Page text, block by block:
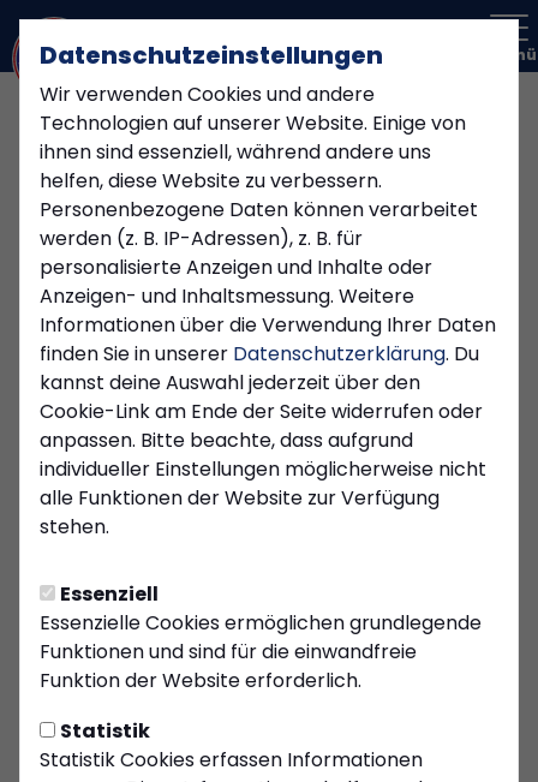
Datenschutzeinstellungen
Wir verwenden Cookies und andere
Technologien auf unserer Website. Einige von
ihnen sind essenziell, während andere uns
helfen, diese Website zu verbessern.
Personenbezogene Daten können verarbeitet
werden (z. B. IP-Adressen), z. B. für
personalisierte Anzeigen und Inhalte oder
Anzeigen- und Inhaltsmessung. Weitere
Informationen über die Verwendung Ihrer Daten
finden Sie in unserer Datenschutzerklärung. Du
kannst deine Auswahl jederzeit über den
Cookie-Link am Ende der Seite widerrufen oder
anpassen. Bitte beachte, dass aufgrund
individueller Einstellungen möglicherweise nicht
alle Funktionen der Website zur Verfügung
stehen.
Essenziell
Essenzielle Cookies ermöglichen grundlegende
Funktionen und sind für die einwandfreie
Funktion der Website erforderlich.
Statistik
Statistik Cookies erfassen Informationen
Menü
Freizeit Kicker Kierspe
Übersicht Funktionsteam
HEUTE
ANSTOSS
15:00
Kiersper SC
SC LWL 05
Matchcenter
KSC
05.08.2026
VEREIN
Kiersper SC setzt künftig
27.07.2026